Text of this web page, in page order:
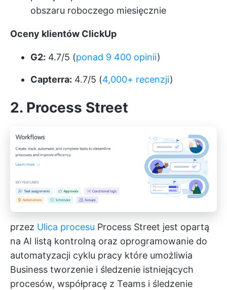
obszaru roboczego miesięcznie
Oceny klientów ClickUp
G2: 4.7/5 (ponad 9 400 opinii)
Capterra: 4.7/5 (4,000+ recenzji)
2. Process Street
przez Ulica procesu Process Street jest opartą
na AI listą kontrolną oraz oprogramowanie do
automatyzacji cyklu pracy które umożliwia
Business tworzenie i śledzenie istniejących
procesów, współpracę z Teams i śledzenie